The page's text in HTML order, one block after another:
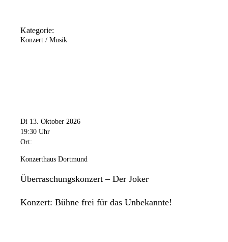
Kategorie:
Konzert / Musik
Di 13. Oktober 2026
19:30 Uhr
Ort:
Konzerthaus Dortmund
Überraschungskonzert – Der Joker
Konzert: Bühne frei für das Unbekannte!